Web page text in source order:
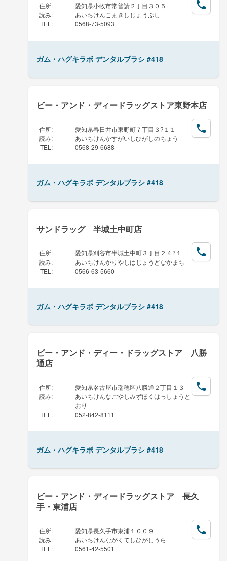
住所:
愛知県小牧市常普請２丁目３０５
読み:
あいちけんこまきしじょうぶし
TEL : 0568-73-5093
ガム・ハグキラボ デンタルブラシ #418
ビー・アンド・ディードラッグストア東野本店
住所:
愛知県春日井市東野町７丁目３?１１
読み:
あいちけんかすがいしひがしのちょう
TEL : 0568-29-6688
ガム・ハグキラボ デンタルブラシ #418
サンドラッグ 半城土中町店
住所:
愛知県刈谷市半城土中町３丁目２４?１
読み:
あいちけんかりやしはじょうどなかまち
TEL : 0566-63-5660
ガム・ハグキラボ デンタルブラシ #418
ビー・アンド・ディー・ドラッグストア 八勝
通店
住所:
愛知県名古屋市瑞穂区八勝通２丁目１３
読み:
あいちけんなごやしみずほくはっしょうと
おり
TEL : 052-842-8111
ガム・ハグキラボ デンタルブラシ #418
ビー・アンド・ディードラッグストア 長久
手・東浦店
住所:
愛知県長久手市東浦１００９
読み:
あいちけんながくてしひがしうら
TEL : 0561-42-5501